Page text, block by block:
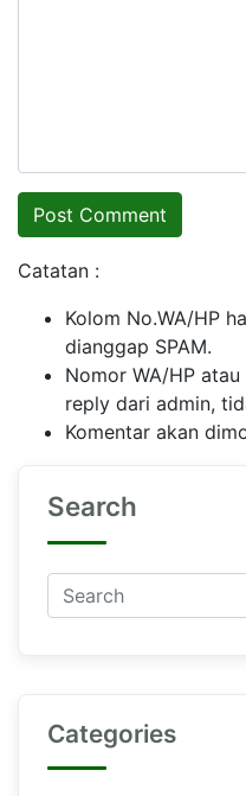
Catatan :
Kolom No.WA/HP
dianggap SPAM.
Nomor WA/HP
reply dari admin,
Komentar akan
Search
Categories